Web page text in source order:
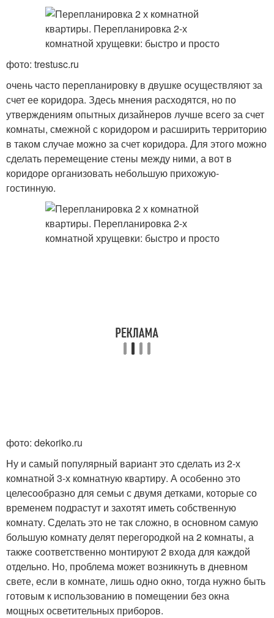
фото: trestusc.ru
очень часто перепланировку в двушке осуществляют за
счет ее коридора. Здесь мнения расходятся, но по
утверждениям опытных дизайнеров лучше всего за счет
комнаты, смежной с коридором и расширить территорию
в таком случае можно за счет коридора. Для этого можно
сделать перемещение стены между ними, а вот в
коридоре организовать небольшую прихожую-
гостинную.
фото: dekoriko.ru
Ну и самый популярный вариант это сделать из 2-х
комнатной 3-х комнатную квартиру. А особенно это
целесообразно для семьи с двумя детками, которые со
временем подрастут и захотят иметь собственную
комнату. Сделать это не так сложно, в основном самую
большую комнату делят перегородкой на 2 комнаты, а
также соответственно монтируют 2 входа для каждой
отдельно. Но, проблема может возникнуть в дневном
свете, если в комнате, лишь одно окно, тогда нужно быть
готовым к использованию в помещении без окна
мощных осветительных приборов.